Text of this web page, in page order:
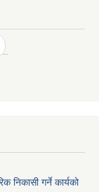
निकासी गर्ने कार्यको